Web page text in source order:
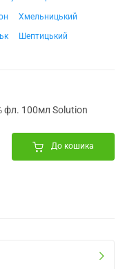
Хмельницький
Шептицький
фл. 100мл Solution
До кошика